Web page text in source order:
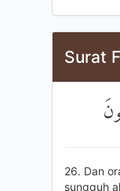
Surat
26. Dan
sungguh